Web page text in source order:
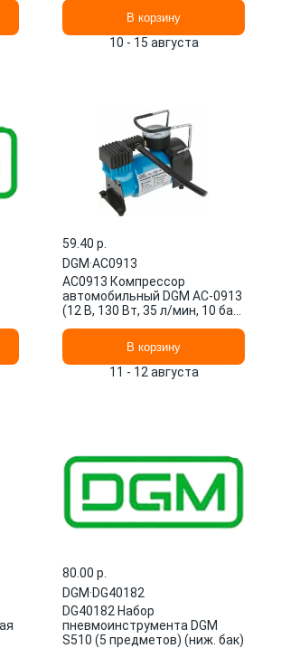
В корзину
10 - 15 августа
59.40 p.
DGM·AC0913
AC0913 Компрессор
автомобильный DGM AC-0913
(12 В, 130 Вт, 35 л/мин, 10 бар
В корзину
11 - 12 августа
80.00 p.
DGM·DG40182
DG40182 Набор
пневмоинструмента DGM
S510 (5 предметов) (ниж. бак)